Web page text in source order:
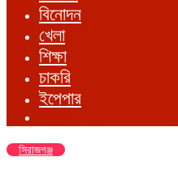
বিনোদন
খেলা
শিক্ষা
চাকরি
ইপেপার
সিরাজগঞ্জ